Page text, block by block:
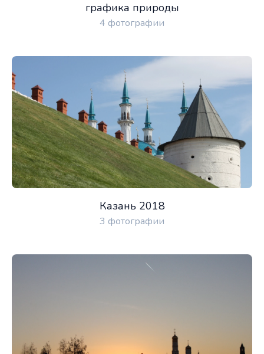
графика природы
4 фотографии
Казань 2018
3 фотографии